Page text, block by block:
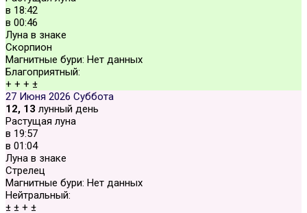
в 18:42
в 00:46
Луна в знаке
Скорпион
Магнитные бури: Нет данных
Благоприятный:
+ + + ±
27 Июня 2026 Суббота
12, 13 лунный день
Растущая луна
в 19:57
в 01:04
Луна в знаке
Стрелец
Магнитные бури: Нет данных
Нейтральный:
± ± + ±